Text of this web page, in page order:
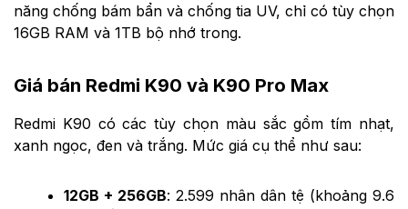
năng chống bám bẩn và chống tia UV, chỉ có tùy chọn
16GB RAM và 1TB bộ nhớ trong.
Giá bán Redmi K90 và K90 Pro Max
Redmi K90 có các tùy chọn màu sắc gồm tím nhạt,
xanh ngọc, đen và trắng. Mức giá cụ thể như sau:
12GB + 256GB: 2.599 nhân dân tệ (khoảng 9.6